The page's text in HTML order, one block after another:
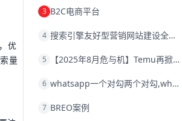
优
量
跨境电商网店跨境电商物流模式
跨境电商结算浙江跨境电商
跨境电商优势跨境电商的优势seo运营
whatsapp群发
3 B2C电商平台
4 搜索引擎友好型营销网站建设全攻略
5 【2025年8月危与机】Temu再掀封店风暴，独立站才是跨境卖家的避险通道
6 whatsapp一个对勾两个对勾,whatsapp对勾代表什么意思
7 BREO案例